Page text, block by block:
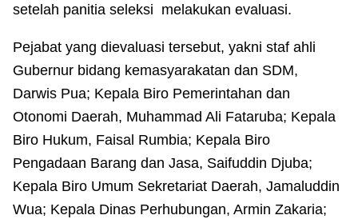
setelah panitia seleksi melakukan evaluasi.
Pejabat yang dievaluasi tersebut, yakni staf ahli
Gubernur bidang kemasyarakatan dan SDM,
Darwis Pua; Kepala Biro Pemerintahan dan
Otonomi Daerah, Muhammad Ali Fataruba; Kepala
Biro Hukum, Faisal Rumbia; Kepala Biro
Pengadaan Barang dan Jasa, Saifuddin Djuba;
Kepala Biro Umum Sekretariat Daerah, Jamaluddin
Wua; Kepala Dinas Perhubungan, Armin Zakaria;